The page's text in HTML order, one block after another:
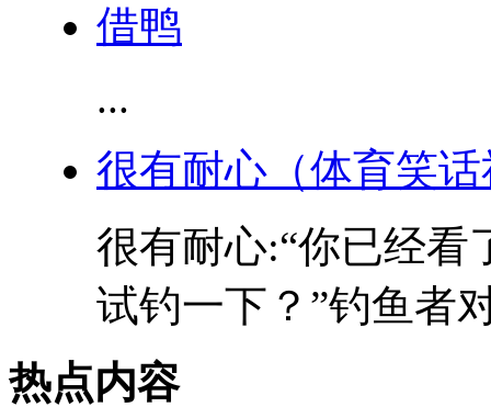
借鸭
...
很有耐心（体育笑
很有耐心:“你已经看
试钓一下？”钓鱼者
热点内容